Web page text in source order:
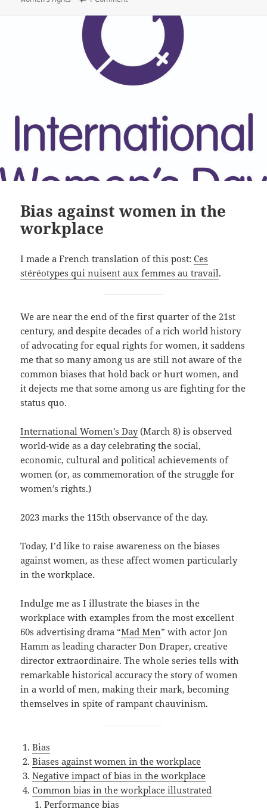
Bias against women in the
workplace
I made a French translation of this post:Ces
stéréotypes qui nuisent aux femmes au travail.
We are near the end of the first quarter of the 21st
century, and despite decades of a rich world history
of advocating for equal rights for women, it saddens
me that so many among us are still not aware of the
common biases that hold back or hurt women, and
it dejects me that some among us are fighting for the
status quo.
International Women’s Day(March 8) is observed
world-wide as a day celebrating the social,
economic, cultural and political achievements of
women (or, as commemoration of the struggle for
women’s rights.)
2023 marks the 115th observance of the day.
Today, I’d like to raise awareness on the biases
against women, as these affect women particularly
in the workplace.
Indulge me as I illustrate the biases in the
workplace with examples from the most excellent
60s advertising drama “Mad Men” with actor Jon
Hamm as leading character Don Draper, creative
director extraordinaire. The whole series tells with
remarkable historical accuracy the story of women
in a world of men, making their mark, becoming
themselves in spite of rampant chauvinism.
Bias
Biases against women in the workplace
Negative impact of bias in the workplace
Common bias in the workplace illustrated
Performance bias